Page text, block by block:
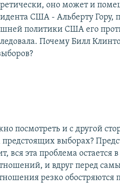
оно может и
США - Альберту Гору,
политики США его
Почему Билл
посмотреть и с другой
выборах?
вся эта проблема остается
и вдруг перед
резко обостряются